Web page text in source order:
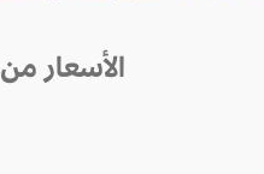
الأسعار من PHUKET إلى THIRUVANANTHAPURAM خلال 30 يوم القادمة